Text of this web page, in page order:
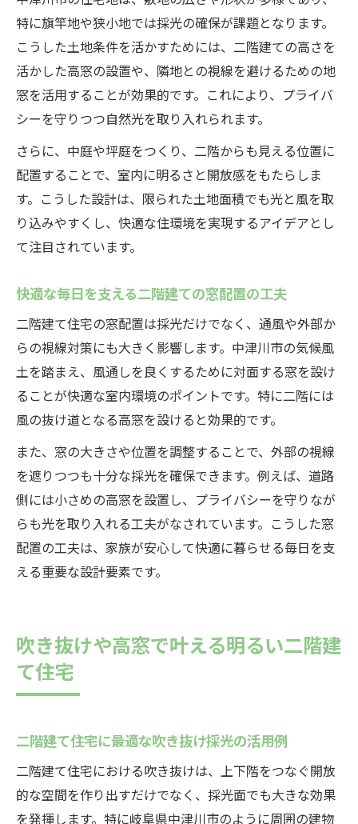
ト
旗竿地の二階建てで採光を確保する設計の
工夫
限られた敷地条件でも明るい住まいを実現
する方法
二階建て旗竿地で有効な採光計画のポイン
ト
隣家との距離を意識した二階建て採光の工
夫例
旗竿地特有の課題を解決する二階建て採光
特に旗竿地や狭小地では採光の確保が課題となります。
こうした土地条件を活かすためには、二階建ての高さを
活かした高窓の設置や、隣地との視線を避けるための地
窓を活用することが効果的です。これにより、プライバ
シーを守りつつ自然光を取り入れられます。
さらに、中庭や坪庭をつくり、二階からも見える位置に
配置することで、室内に明るさと開放感をもたらしま
す。こうした設計は、限られた土地面積でも光と風を取
り込みやすくし、快適な住環境を実現するアイデアとし
て注目されています。
快適な毎日を支える二階建ての窓配置の工夫
二階建て住宅の窓配置は採光だけでなく、通風や外部か
らの視線対策にも大きく影響します。中津川市の気候風
土を踏まえ、風通しを良くするために対面する窓を設け
ることが快適な室内環境のポイントです。特に二階には
風の抜け道となる高窓を設けると効果的です。
また、窓の大きさや位置を調整することで、外部の視線
を遮りつつも十分な採光を確保できます。例えば、道路
側には小さめの高窓を設置し、プライバシーを守りなが
らも光を取り入れる工夫がなされています。こうした窓
配置の工夫は、家族が安心して快適に暮らせる毎日を支
える重要な設計要素です。
吹き抜けや高窓で叶える明るい二階建
て住宅
二階建て住宅に最適な吹き抜け採光の活用例
二階建て住宅における吹き抜けは、上下階をつなぐ開放
的な空間を作り出すだけでなく、採光面でも大きな効果
を発揮します。特に岐阜県中津川市のように周囲の建物